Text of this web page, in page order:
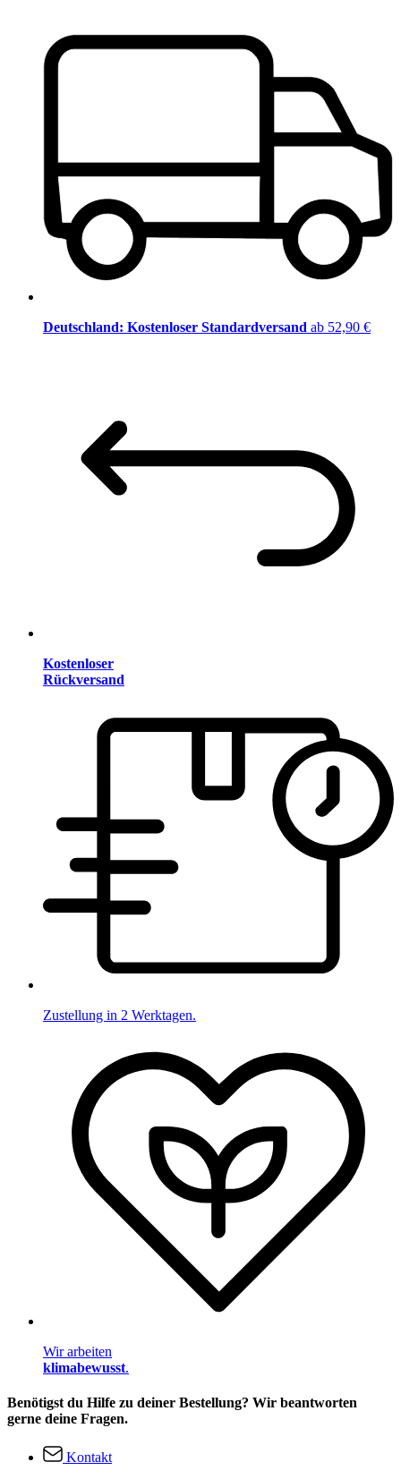
Deutschland: Kostenloser Standardversand ab 52,90 €
Kostenloser
Rückversand
Zustellung in 2 Werktagen.
Wir arbeiten
klimabewusst.
Benötigst du Hilfe zu deiner Bestellung? Wir beantworten
gerne deine Fragen.
Kontakt